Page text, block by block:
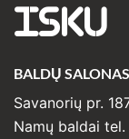
ISKU
BALDŲ
Savanorių pr.
Namų baldai